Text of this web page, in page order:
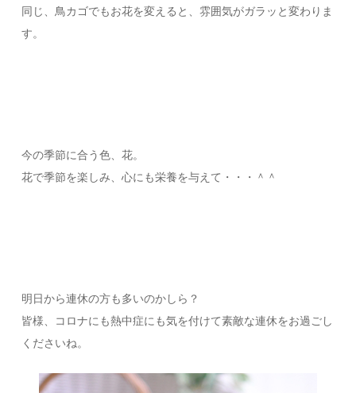
同じ、鳥カゴでもお花を変えると、雰囲気がガラッと変わりま
す。
今の季節に合う色、花。
花で季節を楽しみ、心にも栄養を与えて・・・＾＾
明日から連休の方も多いのかしら？
皆様、コロナにも熱中症にも気を付けて素敵な連休をお過ごし
くださいね。